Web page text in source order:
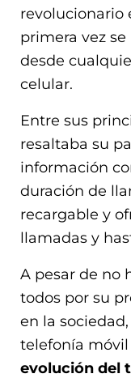
revolucionario
primera vez
desde
celular.
Entre sus
resaltaba su
información
duración de
recargable y
llamadas y
A pesar de no
todos por su
en la
telefonía
evolución del